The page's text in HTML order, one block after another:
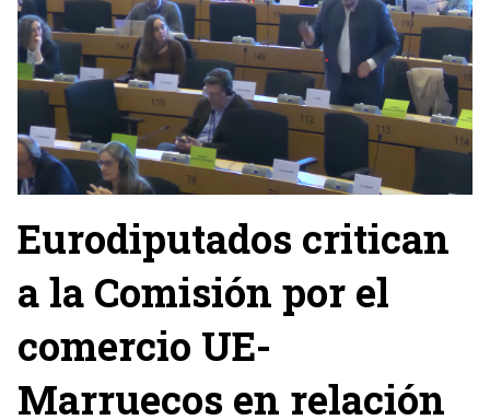
Eurodiputados critican
a la Comisión por el
comercio UE-
Marruecos en relación